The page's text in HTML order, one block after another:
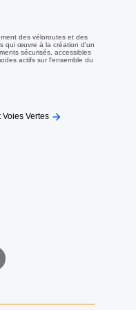
Mornant et
grande
des véloroutes et des
qui œuvre à la création d'un
sécurisés, accessibles
actifs sur l'ensemble du
Vertes 